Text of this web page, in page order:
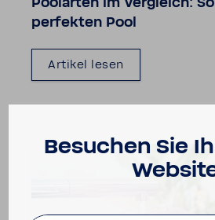
Poolarten im Vergleich:
perfekten Pool
Artikel lesen
Besu­chen Sie